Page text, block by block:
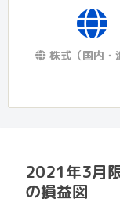
株式（国内・
2021年3月
の損益図